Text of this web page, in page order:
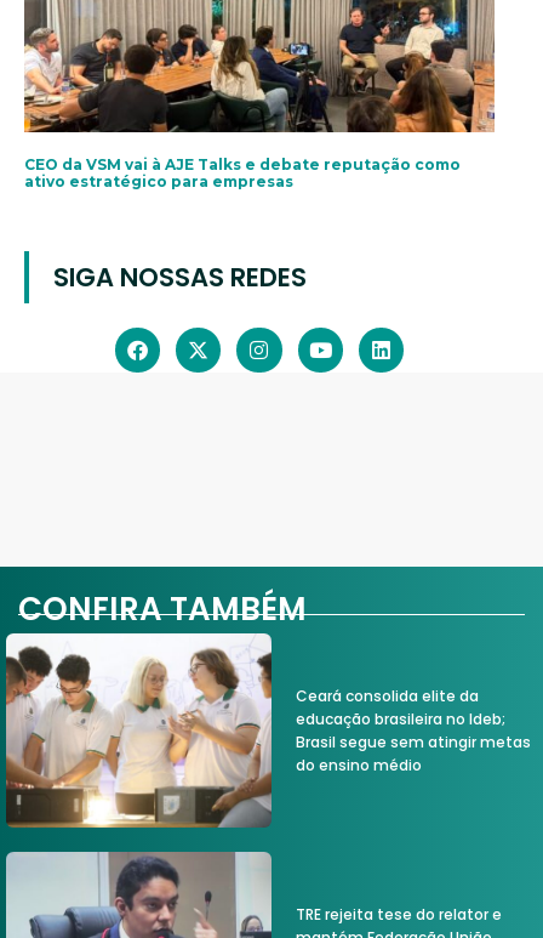
CEO da VSM vai à AJE Talks e debate reputação como
ativo estratégico para empresas
SIGA NOSSAS REDES
CONFIRA TAMBÉM
Ceará consolida elite da
educação brasileira no Ideb;
Brasil segue sem atingir metas
do ensino médio
TRE rejeita tese do relator e